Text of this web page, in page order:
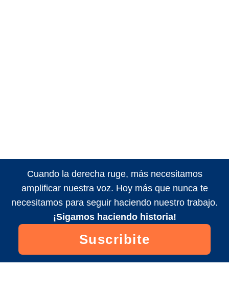
Cuando la derecha ruge, más necesitamos
amplificar nuestra voz. Hoy más que nunca te
necesitamos para seguir haciendo nuestro trabajo.
¡Sigamos haciendo historia!
Suscribite